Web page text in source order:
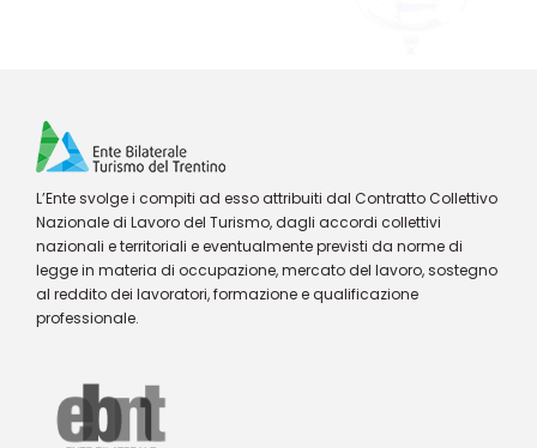
L’Ente svolge i compiti ad esso attribuiti dal Contratto Collettivo
Nazionale di Lavoro del Turismo, dagli accordi collettivi
nazionali e territoriali e eventualmente previsti da norme di
legge in materia di occupazione, mercato del lavoro, sostegno
al reddito dei lavoratori, formazione e qualificazione
professionale.